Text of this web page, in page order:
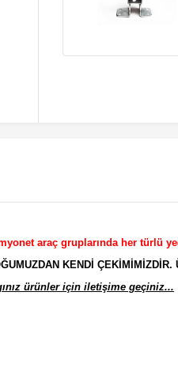
araç gruplarında her türlü
KENDİ
ürünler için iletişime geçiniz...